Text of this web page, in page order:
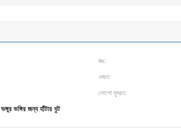
রঙ:
ওজন:
লোগো মুদ্রণ:
ভঙ্গুর ভঙ্গির জন্য হাঁটার বুট